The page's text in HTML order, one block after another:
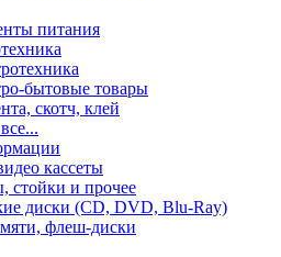
питания
бытовые товары
скотч, клей
кассеты
стойки и прочее
диски (CD, DVD, Blu-Ray)
флеш-диски